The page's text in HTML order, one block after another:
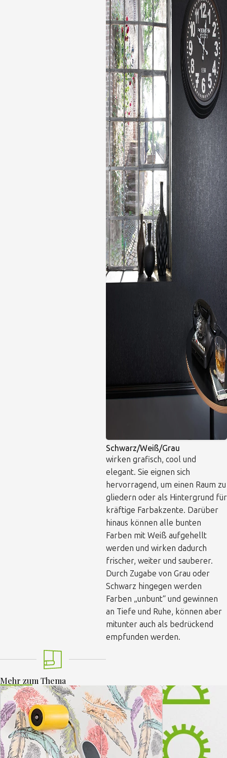
Schwarz/Weiß/Grau
wirken grafisch, cool und
elegant. Sie eignen sich
hervorragend, um einen Raum zu
gliedern oder als Hintergrund für
kräftige Farbakzente. Darüber
hinaus können alle bunten
Farben mit Weiß aufgehellt
werden und wirken dadurch
frischer, weiter und sauberer.
Durch Zugabe von Grau oder
Schwarz hingegen werden
Farben „unbunt“ und gewinnen
an Tiefe und Ruhe, können aber
mitunter auch als bedrückend
empfunden werden.
Mehr zum Thema